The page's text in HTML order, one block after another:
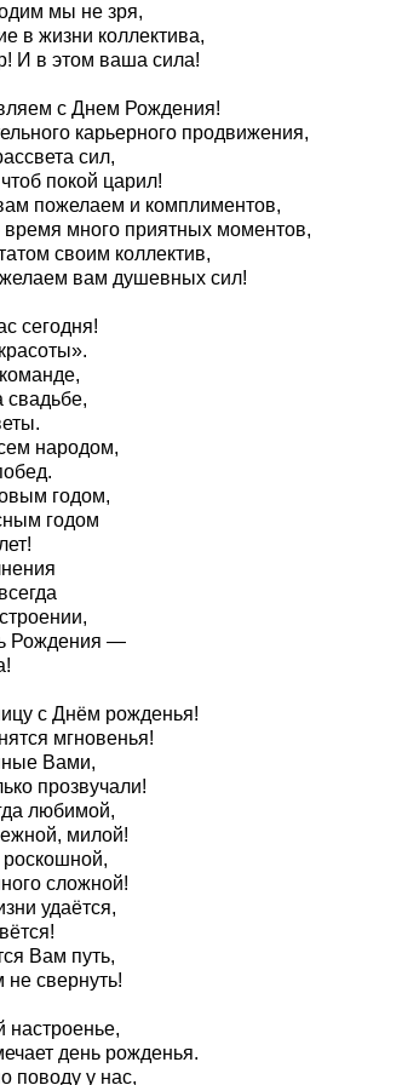
мы не зря,
в жизни коллектива,
И в этом ваша сила!
с Днем Рождения!
карьерного продвижения,
сил,
покой царил!
пожелаем и комплиментов,
много приятных моментов,
своим коллектив,
желаем вам душевных сил!
сегодня!
свадьбе,
народом,
годом,
годом
Рождения —
с Днём рожденья!
мгновенья!
Вами,
прозвучали!
любимой,
милой!
сложной!
удаётся,
Вам путь,
свернуть!
настроенье,
день рожденья.
поводу у нас,